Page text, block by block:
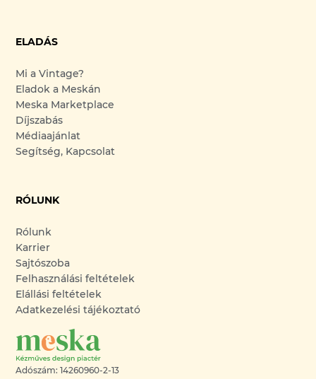
ELADÁS
Mi a Vintage?
Eladok a Meskán
Meska Marketplace
Díjszabás
Médiaajánlat
Segítség, Kapcsolat
RÓLUNK
Rólunk
Karrier
Sajtószoba
Felhasználási feltételek
Elállási feltételek
Adatkezelési tájékoztató
Adószám: 14260960-2-13